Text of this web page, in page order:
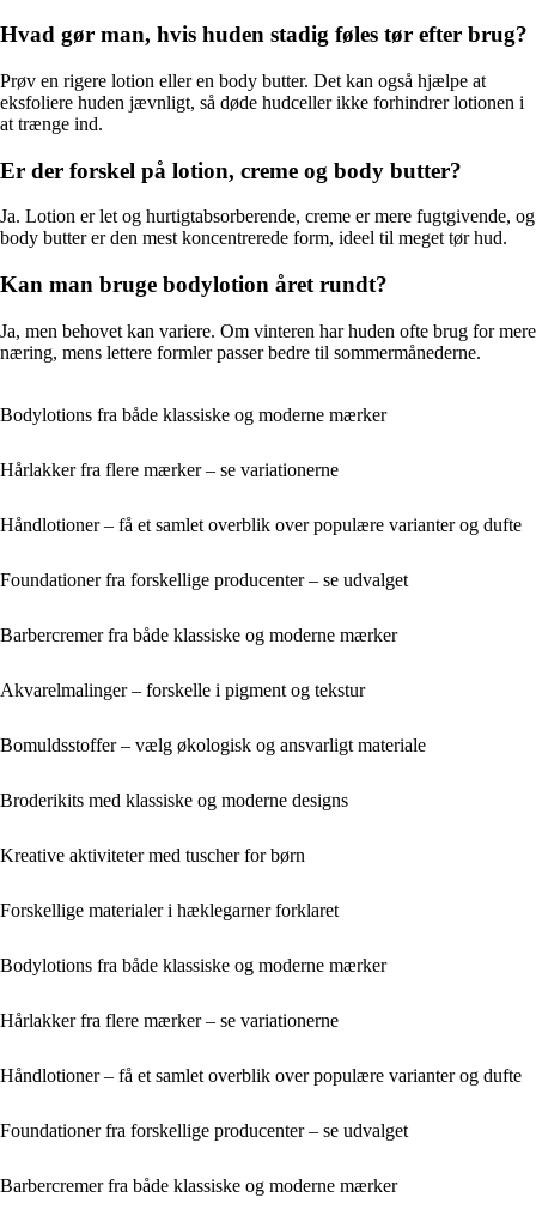
Hvad gør man, hvis huden stadig føles tør efter brug?
Prøv en rigere lotion eller en body butter. Det kan også hjælpe at
eksfoliere huden jævnligt, så døde hudceller ikke forhindrer lotionen i
at trænge ind.
Er der forskel på lotion, creme og body butter?
Ja. Lotion er let og hurtigtabsorberende, creme er mere fugtgivende, og
body butter er den mest koncentrerede form, ideel til meget tør hud.
Kan man bruge bodylotion året rundt?
Ja, men behovet kan variere. Om vinteren har huden ofte brug for mere
næring, mens lettere formler passer bedre til sommermånederne.
Bodylotions fra både klassiske og moderne mærker
Hårlakker fra flere mærker – se variationerne
Håndlotioner – få et samlet overblik over populære varianter og dufte
Foundationer fra forskellige producenter – se udvalget
Barbercremer fra både klassiske og moderne mærker
Akvarelmalinger – forskelle i pigment og tekstur
Bomuldsstoffer – vælg økologisk og ansvarligt materiale
Broderikits med klassiske og moderne designs
Kreative aktiviteter med tuscher for børn
Forskellige materialer i hæklegarner forklaret
Bodylotions fra både klassiske og moderne mærker
Hårlakker fra flere mærker – se variationerne
Håndlotioner – få et samlet overblik over populære varianter og dufte
Foundationer fra forskellige producenter – se udvalget
Barbercremer fra både klassiske og moderne mærker